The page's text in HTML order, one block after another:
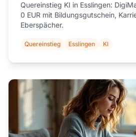
Quereinstieg KI in Esslingen:
0 EUR mit Bildungsgutschein,
Eberspächer.
Quereinstieg Esslingen KI